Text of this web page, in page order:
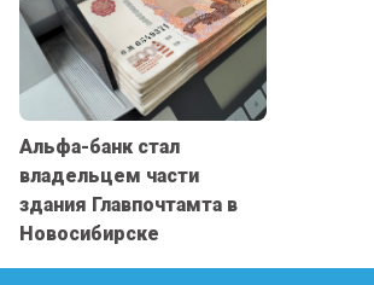
Альфа-банк стал
владельцем части
здания Главпочтамта в
Новосибирске